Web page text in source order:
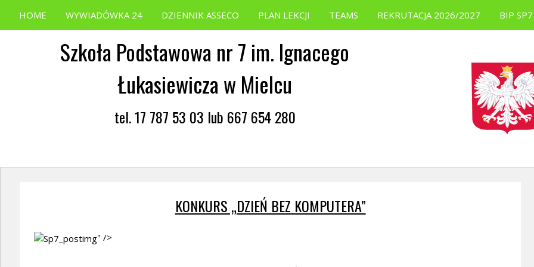
HOME WYWIADÓWKA 24 DZIENNIK ASSECO PLAN LEKCJI TEAMS REKRUTACJA 2026/2027 BIP SP7
Szkoła Podstawowa nr 7 im. Ignacego
Łukasiewicza w Mielcu
tel. 17 787 53 03 lub 667 654 280
KONKURS „DZIEŃ BEZ KOMPUTERA”
" />